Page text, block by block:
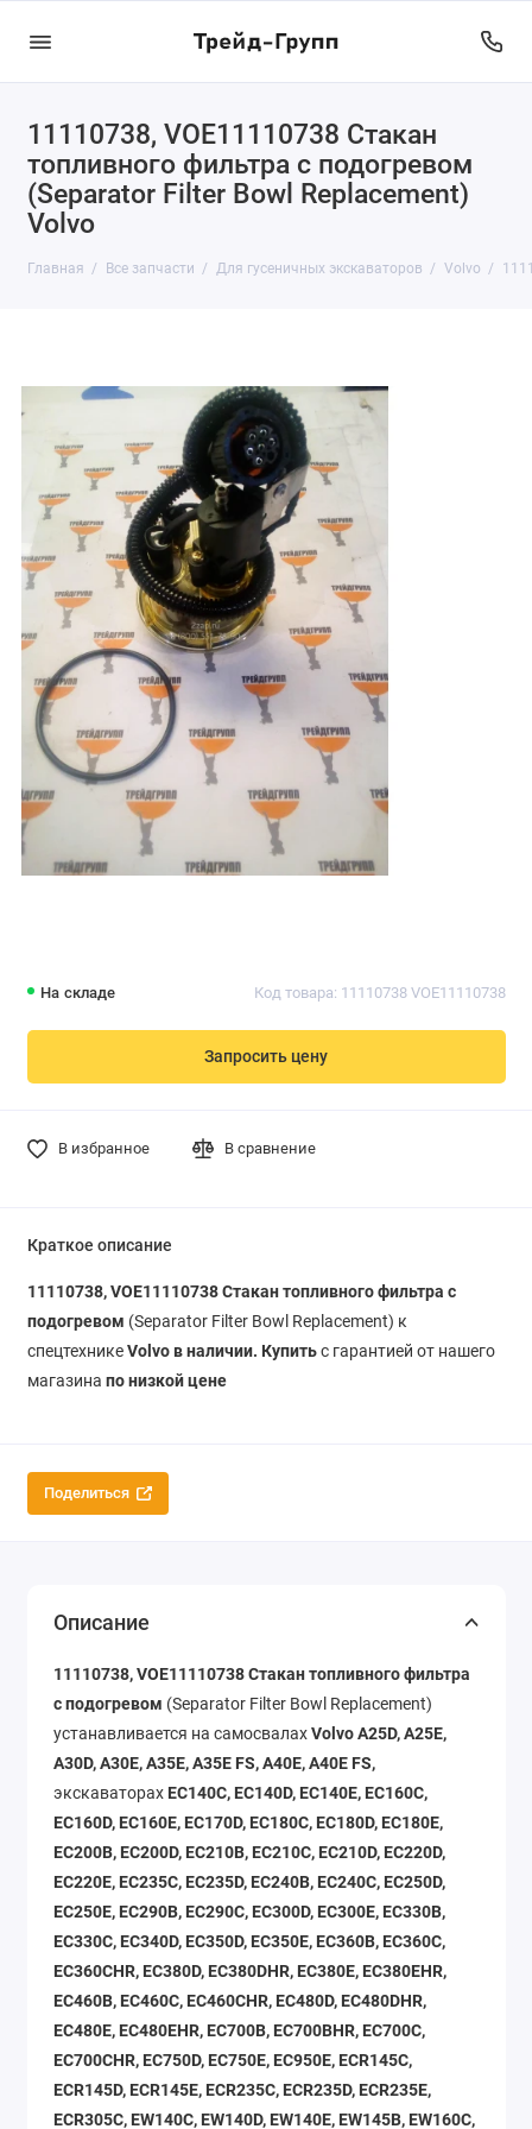
11110738, VOE11110738 Стакан
топливного фильтра с подогревом
(Separator Filter Bowl Replacement)
Volvo
Главная Все запчасти Для гусеничных экскаваторов Volvo
На складе Код товара: 11110738 VOE11110738
Запросить цену
В избранное В сравнение
Краткое описание
11110738, VOE11110738 Стакан топливного фильтра с
подогревом (Separator Filter Bowl Replacement) к
спецтехникеVolvo в наличии. Купитьс гарантией от нашего
магазина по низкой цене
Поделиться
Описание
11110738, VOE11110738 Стакан топливного фильтра
с подогревом (Separator Filter Bowl Replacement)
устанавливается на самосвалахVolvo A25D, A25E,
A30D, A30E, A35E, A35E FS, A40E, A40E FS,
экскаваторах EC140C, EC140D, EC140E, EC160C,
EC160D, EC160E, EC170D, EC180C, EC180D, EC180E,
EC200B, EC200D, EC210B, EC210C, EC210D, EC220D,
EC220E, EC235C, EC235D, EC240B, EC240C, EC250D,
EC250E, EC290B, EC290C, EC300D, EC300E, EC330B,
EC330C, EC340D, EC350D, EC350E, EC360B, EC360C,
EC360CHR, EC380D, EC380DHR, EC380E, EC380EHR,
EC460B, EC460C, EC460CHR, EC480D, EC480DHR,
EC480E, EC480EHR, EC700B, EC700BHR, EC700C,
EC700CHR, EC750D, EC750E, EC950E, ECR145C,
ECR145D, ECR145E, ECR235C, ECR235D, ECR235E,
ECR305C, EW140C, EW140D, EW140E, EW145B, EW160C,